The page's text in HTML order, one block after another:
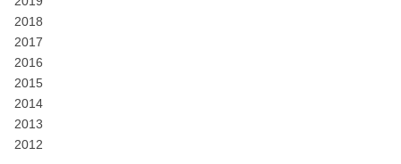
2018
2017
2016
2015
2014
2013
2012